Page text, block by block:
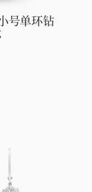
号单环钻